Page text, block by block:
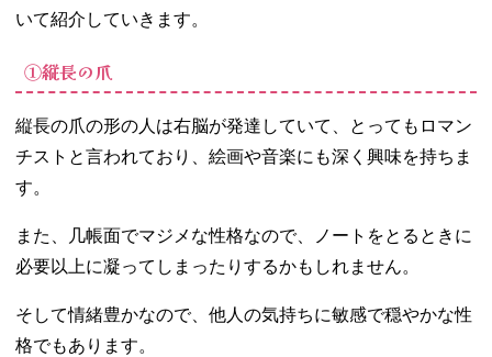
いて紹介していきます。
①縦長の爪
縦長の爪の形の人は右脳が発達していて、とってもロマン
チストと言われており、絵画や音楽にも深く興味を持ちま
す。
また、几帳面でマジメな性格なので、ノートをとるときに
必要以上に凝ってしまったりするかもしれません。
そして情緒豊かなので、他人の気持ちに敏感で穏やかな性
格でもあります。